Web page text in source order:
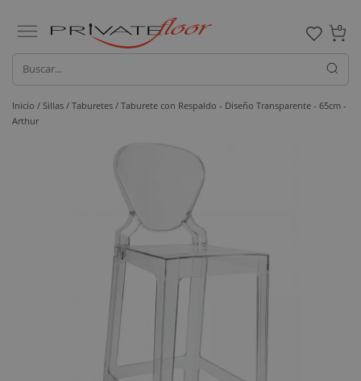
0
Inicio / Sillas / Taburetes / Taburete con Respaldo - Diseño Transparente - 65cm -
Arthur